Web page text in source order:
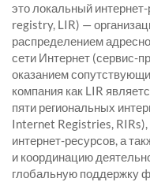
это локальный
registry, LIR) —
распределением
сети Интернет (сервис-
оказанием
компания как LIR
пяти региональных
Internet Registries,
интернет-ресурсов, а
и координацию
глобальную поддержку